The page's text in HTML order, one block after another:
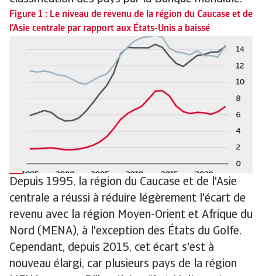
Figure 1 : Le niveau de revenu de la région du Caucase et de
l'Asie centrale par rapport aux États-Unis a baissé
Depuis 1995, la région du Caucase et de l'Asie
centrale a réussi à réduire légèrement l'écart de
revenu avec la région Moyen-Orient et Afrique du
Nord (MENA), à l'exception des États du Golfe.
Cependant, depuis 2015, cet écart s'est à
nouveau élargi, car plusieurs pays de la région